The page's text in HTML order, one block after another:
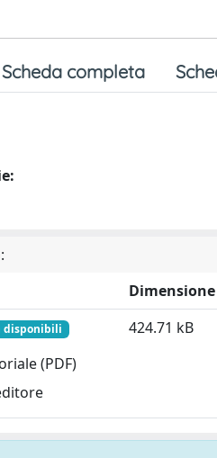
Scheda completa
Dimensione
disponibili
(PDF)
424.71 kB